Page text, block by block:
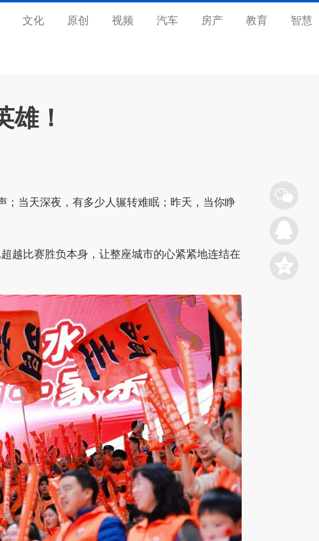
文化 原创 视频 汽车 房产 教育 智慧
雄！
；当天深夜，有多少人辗转难眠；昨天，当你睁
越比赛胜负本身，让整座城市的心紧紧地连结在